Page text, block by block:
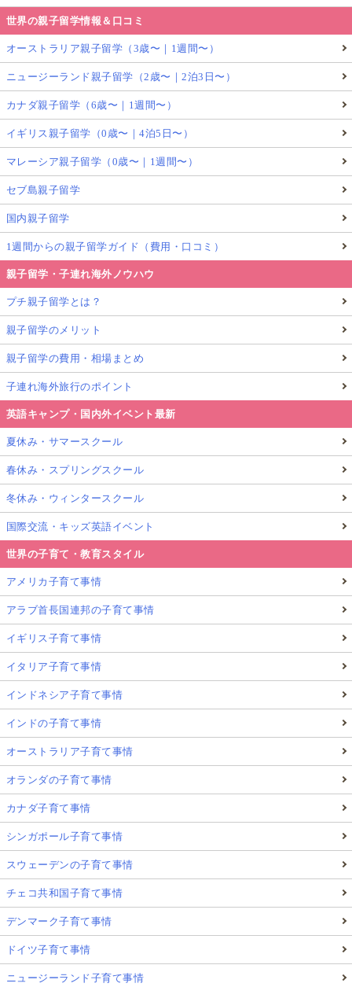
世界の親子留学情報＆口コミ
オーストラリア親子留学（3歳〜｜1週間〜）
ニュージーランド親子留学（2歳〜｜2泊3日〜）
カナダ親子留学（6歳〜｜1週間〜）
イギリス親子留学（0歳〜｜4泊5日〜）
マレーシア親子留学（0歳〜｜1週間〜）
セブ島親子留学
国内親子留学
1週間からの親子留学ガイド（費用・口コミ）
親子留学・子連れ海外ノウハウ
プチ親子留学とは？
親子留学のメリット
親子留学の費用・相場まとめ
子連れ海外旅行のポイント
英語キャンプ・国内外イベント最新
夏休み・サマースクール
春休み・スプリングスクール
冬休み・ウィンタースクール
国際交流・キッズ英語イベント
世界の子育て・教育スタイル
アメリカ子育て事情
アラブ首長国連邦の子育て事情
イギリス子育て事情
イタリア子育て事情
インドネシア子育て事情
インドの子育て事情
オーストラリア子育て事情
オランダの子育て事情
カナダ子育て事情
シンガポール子育て事情
スウェーデンの子育て事情
チェコ共和国子育て事情
デンマーク子育て事情
ドイツ子育て事情
ニュージーランド子育て事情